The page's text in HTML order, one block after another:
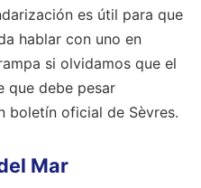
es útil para que
hablar con uno en
si olvidamos que el
que debe pesar
boletín oficial de Sèvres.
Mar